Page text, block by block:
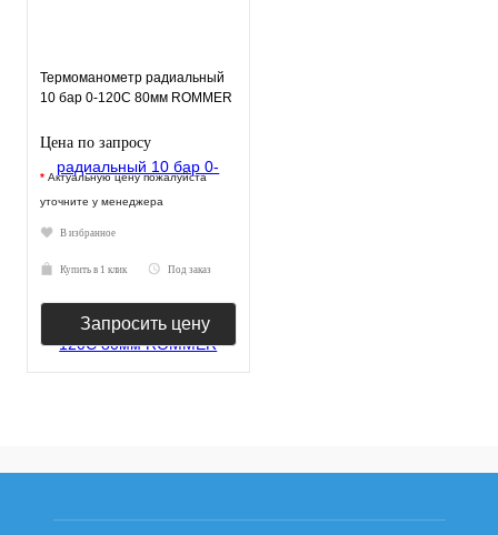
Термоманометр радиальный
10 бар 0-120С 80мм ROMMER
Цена по запросу
* Актуальную цену пожалуйста
уточните у менеджера
В избранное
Купить в 1 клик Под заказ
Запросить цену